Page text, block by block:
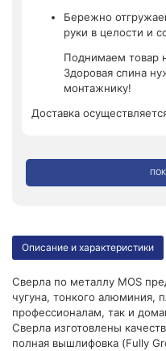
Бережно
руки в целости и
Поднимаем товар
Здоровая спина
монтажнику!
Доставка
Описание и характеристики
Сверла по металлу MOS
чугуна, тонкого алюминия,
профессионалам, так и
Сверла изготовлены
полная вышлифовка (Fully